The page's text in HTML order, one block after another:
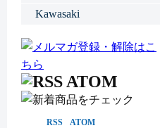
Kawasaki
RSS ATOM